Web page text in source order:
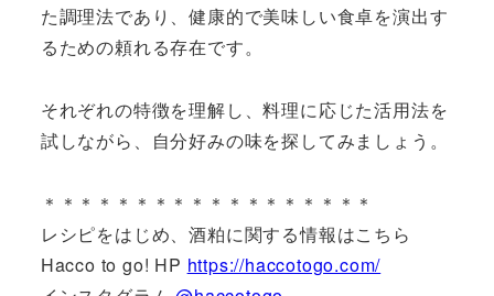
た調理法であり、健康的で美味しい食卓を演出す
るための頼れる存在です。
それぞれの特徴を理解し、料理に応じた活用法を
試しながら、自分好みの味を探してみましょう。
＊＊＊＊＊＊＊＊＊＊＊＊＊＊＊＊＊＊
レシピをはじめ、酒粕に関する情報はこちら
Hacco to go! HP https://haccotogo.com/